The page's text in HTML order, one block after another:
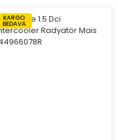
KARGO
BEDAVA